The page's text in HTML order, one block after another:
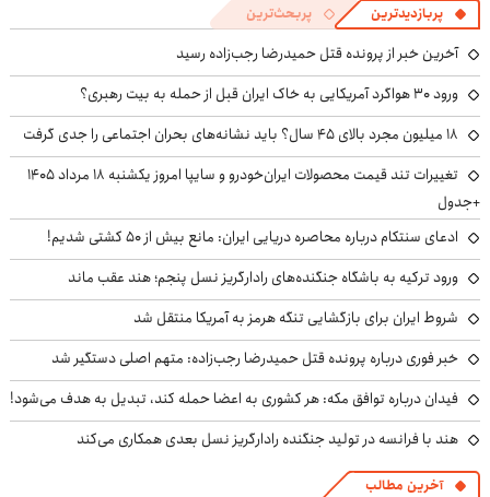
پربازدیدترین پربحث‌ترین
آخرین خبر از پرونده قتل حمیدرضا رجب‌زاده رسید
ورود ۳۰ هواگرد آمریکایی به خاک ایران قبل از حمله به بیت رهبری؟
۱۸ میلیون مجرد بالای ۴۵ سال؟ باید نشانه‌های بحران اجتماعی را جدی گرفت
تغییرات تند قیمت محصولات ایران‌خودرو و سایپا امروز یکشنبه ۱۸ مرداد ۱۴۰۵
+جدول
ادعای سنتکام درباره محاصره دریایی ایران: مانع بیش از ۵۰ کشتی شدیم!
ورود ترکیه به باشگاه جنگنده‌های رادارگریز نسل پنجم؛ هند عقب ماند
شروط ایران برای بازگشایی تنگه هرمز به آمریکا منتقل شد
خبر فوری درباره پرونده قتل حمیدرضا رجب‌زاده: متهم اصلی دستگیر شد
فیدان درباره توافق مکه: هر کشوری به اعضا حمله کند، تبدیل به هدف می‌شود!
هند با فرانسه در تولید جنگنده رادارگریز نسل بعدی همکاری می‌کند
آخرین مطالب